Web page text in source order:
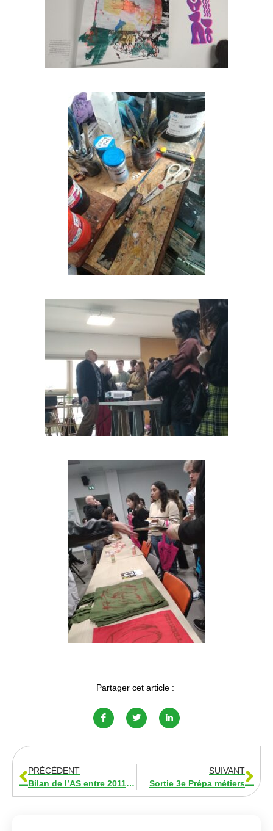
Partager cet article :
PRÉCÉDENT
Bilan de l’AS entre 2011 et 2023
SUIVANT
Sortie 3e Prépa métiers